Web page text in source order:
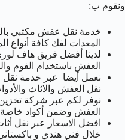
ونقوم ب:
خدمة نقل عفش مكتبي
المعدات لفك كافة أنواع
لدينا أفضل فريق هاف
العفش باستخدام الفوم
نعمل أيضا عبر خدمة
نقل العفش والاثاث
نوفر لكم عبر شركة
العفش وضمن أكواد
افضل الاسعار عبر نقل
خلال فني هندي و